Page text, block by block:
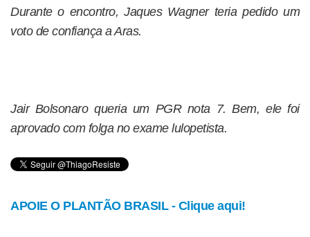
Durante o encontro, Jaques Wagner teria pedido um
voto de confiança a Aras.
Jair Bolsonaro queria um PGR nota 7. Bem, ele foi
aprovado com folga no exame lulopetista.
APOIE O PLANTÃO BRASIL - Clique aqui!